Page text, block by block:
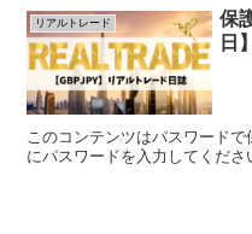
リアルトレード
保
日
このコンテンツはパスワード
にパスワードを入力してくださ